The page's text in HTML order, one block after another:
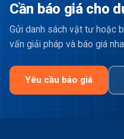
Cần báo giá cho
Gửi danh sách vật tư hoặc
vấn giải pháp và báo giá
Yêu cầu báo giá